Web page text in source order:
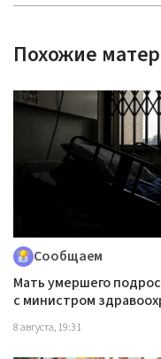
Похожие
Сообщаем
Мать умершего
с министром
8 августа, 19:31